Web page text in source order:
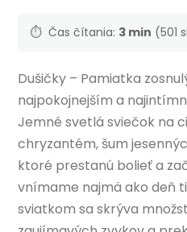
⏱️ Čas čítania: 3 min (501
Dušičky – Pamiatka
najpokojnejším a
Jemné svetlá sviečok na
chryzantém, šum
ktoré prestanú bolieť a
vnímame najmä ako deň
sviatkom sa skrýva